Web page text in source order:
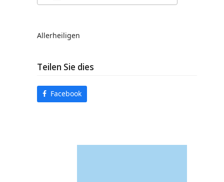
Allerheiligen
Teilen Sie dies
Facebook